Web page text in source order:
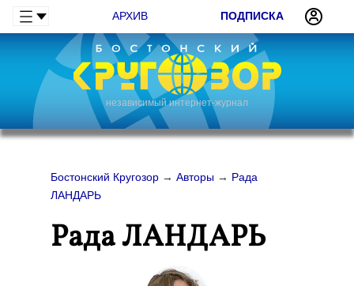
АРХИВ ПОДПИСКА
независимый интернет-журнал
Бостонский Кругозор → Авторы → Рада
ЛАНДАРЬ
Рада ЛАНДАРЬ